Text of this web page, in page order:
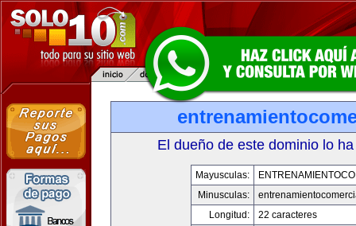
El dueño de este dominio lo
Mayusculas:
Minusculas:
Longitud:
22 caracteres